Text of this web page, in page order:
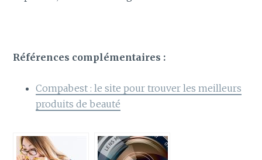
Références complémentaires :
Compabest : le site pour trouver les meilleurs
produits de beauté